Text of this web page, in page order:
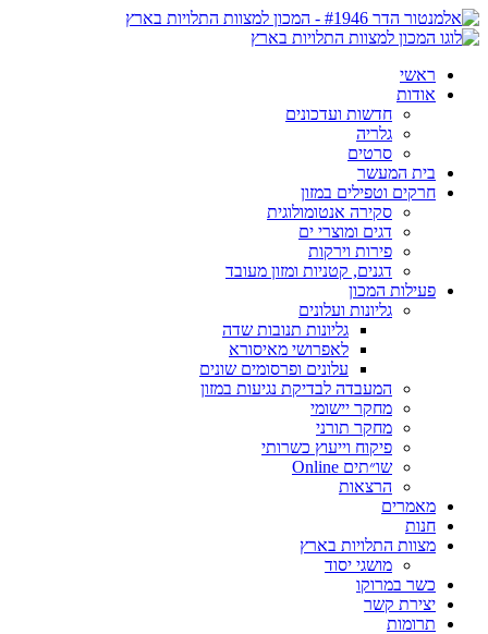
ראשי
אודות
חדשות ועדכונים
גלריה
סרטים
בית המעשר
חרקים וטפילים במזון
סקירה אנטומולוגית
דגים ומוצרי ים
פירות וירקות
דגנים, קטניות ומזון מעובד
פעילות המכון
גליונות ועלונים
גליונות תנובות שדה
לאפרושי מאיסורא
עלונים ופרסומים שונים
המעבדה לבדיקת נגיעות במזון
מחקר יישומי
מחקר תורני
פיקוח וייעוץ כשרותי
שו״תים Online
הרצאות
מאמרים
חנות
מצוות התלויות בארץ
מושגי יסוד
כשר במרוקו
יצירת קשר
תרומות